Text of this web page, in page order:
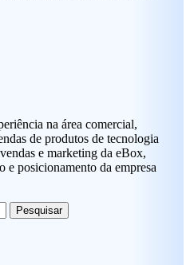
na área comercial,
de produtos de tecnologia
e marketing da eBox,
e posicionamento da empresa